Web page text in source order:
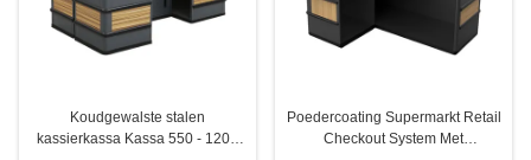
Koudgewalste stalen
kassierkassa Kassa 550 - 1200
Poedercoating Supermarkt Retail
Checkout System Met